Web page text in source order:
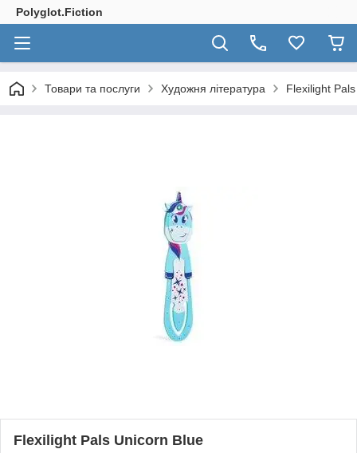
Polyglot.Fiction
Товари та послуги Художня література Flexilight
Flexilight Pals Unicorn Blue